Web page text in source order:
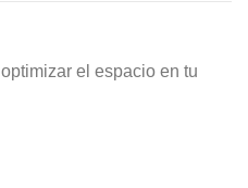
el espacio en tu